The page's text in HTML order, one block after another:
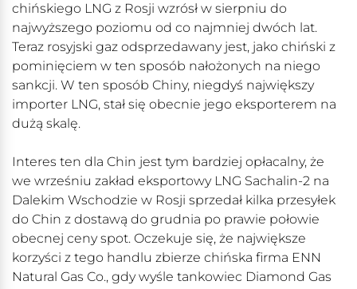
chińskiego LNG z Rosji wzrósł w sierpniu do
najwyższego poziomu od co najmniej dwóch lat.
Teraz rosyjski gaz odsprzedawany jest, jako chiński z
pominięciem w ten sposób nałożonych na niego
sankcji. W ten sposób Chiny, niegdyś największy
importer LNG, stał się obecnie jego eksporterem na
dużą skalę.
Interes ten dla Chin jest tym bardziej opłacalny, że
we wrześniu zakład eksportowy LNG Sachalin-2 na
Dalekim Wschodzie w Rosji sprzedał kilka przesyłek
do Chin z dostawą do grudnia po prawie połowie
obecnej ceny spot. Oczekuje się, że największe
korzyści z tego handlu zbierze chińska firma ENN
Natural Gas Co., gdy wyśle tankowiec Diamond Gas